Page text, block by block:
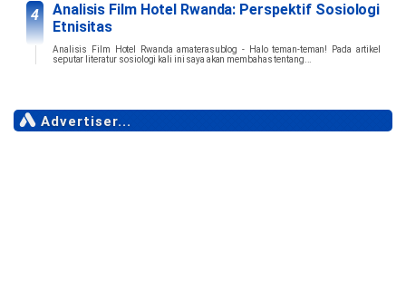
Analisis Film Hotel Rwanda: Perspektif Sosiologi
Etnisitas
Analisis Film Hotel Rwanda amaterasublog - Halo teman-teman! Pada artikel
seputar literatur sosiologi kali ini saya akan membahas tentang...
Advertiser...